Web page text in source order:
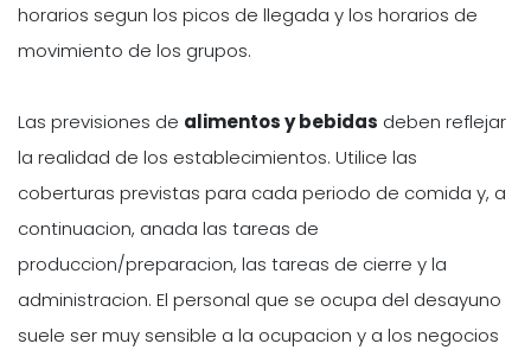
horarios segun los picos de llegada y los horarios de
movimiento de los grupos.
Las previsiones de alimentos y bebidas deben reflejar
la realidad de los establecimientos. Utilice las
coberturas previstas para cada periodo de comida y, a
continuacion, anada las tareas de
produccion/preparacion, las tareas de cierre y la
administracion. El personal que se ocupa del desayuno
suele ser muy sensible a la ocupacion y a los negocios